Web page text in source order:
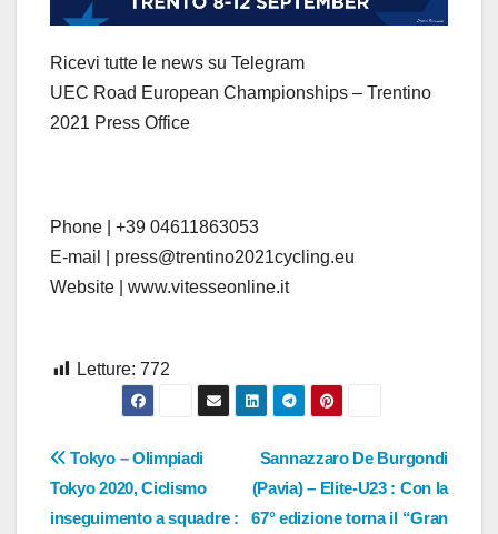
Ricevi tutte le news su Telegram
UEC Road European Championships – Trentino
2021 Press Office
Phone | +39 04611863053
E-mail | press@trentino2021cycling.eu
Website | www.vitesseonline.it
Letture: 772
Navigazione
articoli
Sannazzaro De Burgondi
(Pavia) – Elite-U23 : Con la
67° edizione torna il “Gran
Tokyo – Olimpiadi
Tokyo 2020, Ciclismo
inseguimento a squadre :